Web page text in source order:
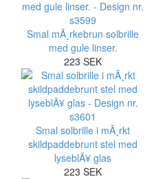
Smal mÃ¸rkebrun solbrille
med gule linser.
223 SEK
Smal solbrille i mÃ¸rkt
skildpaddebrunt stel med
lyseblÃ¥ glas
223 SEK